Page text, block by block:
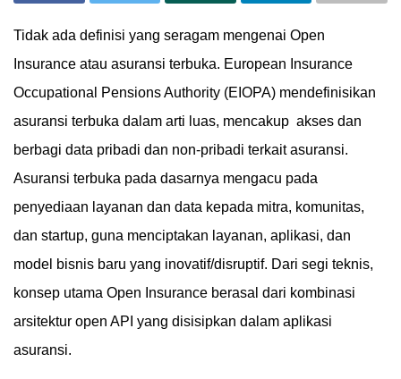
Tidak ada definisi yang seragam mengenai Open
Insurance atau asuransi terbuka. European Insurance
Occupational Pensions Authority (EIOPA) mendefinisikan
asuransi terbuka dalam arti luas, mencakup akses dan
berbagi data pribadi dan non-pribadi terkait asuransi.
Asuransi terbuka pada dasarnya mengacu pada
penyediaan layanan dan data kepada mitra, komunitas,
dan startup, guna menciptakan layanan, aplikasi, dan
model bisnis baru yang inovatif/disruptif. Dari segi teknis,
konsep utama Open Insurance berasal dari kombinasi
arsitektur open API yang disisipkan dalam aplikasi
asuransi.